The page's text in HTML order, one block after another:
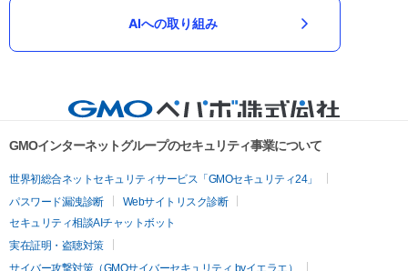
AIへの取り組み
GMOインターネットグループのセキュリティ事業について
世界初総合ネットセキュリティサービス「GMOセキュリティ24」
パスワード漏洩診断
Webサイトリスク診断
セキュリティ相談AIチャットボット
実在証明・盗聴対策
サイバー攻撃対策（GMOサイバーセキュリティ byイエラエ）